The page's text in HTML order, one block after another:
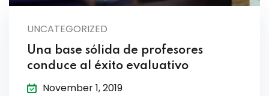
UNCATEGORIZED
Una base sólida de profesores
conduce al éxito evaluativo
November 1, 2019